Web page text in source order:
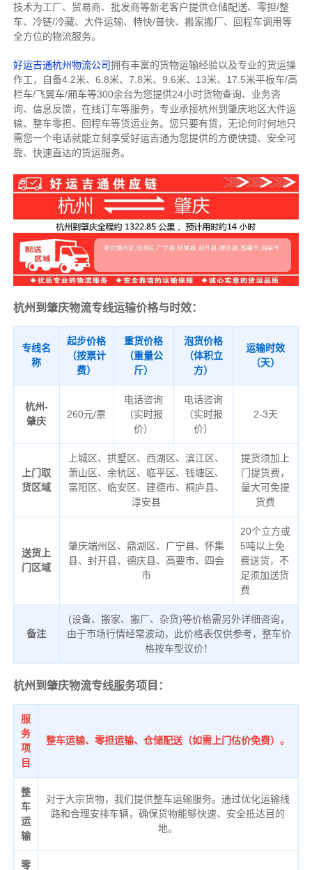
技术为工厂、贸易商、批发商等新老客户提供仓储配送、零担/整
车、冷链/冷藏、大件运输、特快/普快、搬家搬厂、回程车调用等
全方位的物流服务。
好运吉通杭州物流公司拥有丰富的货物运输经验以及专业的货运操
作工，自备4.2米、6.8米、7.8米、9.6米、13米、17.5米平板车/高
栏车/飞翼车/厢车等300余台为您提供24小时货物查询、业务咨
询、信息反馈，在线订车等服务， 专业承接杭州到肇庆地区大件运
输、整车零担、回程车等货运业务。 您只要有货，无论何时何地只
需您一个电话就能立刻享受好运吉通为您提供的方便快捷、安全可
靠、快速直达的货运服务。
杭州到肇庆物流专线运输价格与时效：
专线名
称
起步价格
（按票计
费）
重货价格
（重量公
斤）
泡货价格
（体积立
方）
运输时效
（天）
杭州-
肇庆
260元/票
电话咨询
（实时报
价）
电话咨询
（实时报
价）
2-3天
上门取
货区域
上城区、拱墅区、西湖区、滨江区、
萧山区、余杭区、临平区、钱塘区、
富阳区、临安区、建德市、桐庐县、
淳安县
提货须加上
门提货费，
量大可免提
货费
送货上
门区域
肇庆端州区、鼎湖区、广宁县、怀集
县、封开县、德庆县、高要市、四会
市
20个立方或
5吨以上免
费送货，不
足须加送货
费
备注
(设备、搬家、搬厂、杂货)等价格需另外详细咨询，
由于市场行情经常波动，此价格表仅供参考，整车价
格按车型议价！
杭州到肇庆物流专线服务项目：
服
务
项
目
整车运输、零担运输、仓储配送（如需上门估价免费）。
整
车
运
输
对于大宗货物，我们提供整车运输服务。通过优化运输线
路和合理安排车辆，确保货物能够快速、安全抵达目的
地。
零